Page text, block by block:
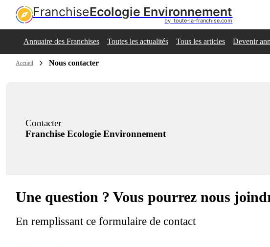
FranchiseEcologie Environnement
by  toute-la-franchise.com
Annuaire des Franchises Toutes les actualités Tous les articles Devenir
Accueil Nous contacter
Contacter
Franchise Ecologie Environnement
Une question ? Vous pourrez nous
En remplissant ce formulaire de contact